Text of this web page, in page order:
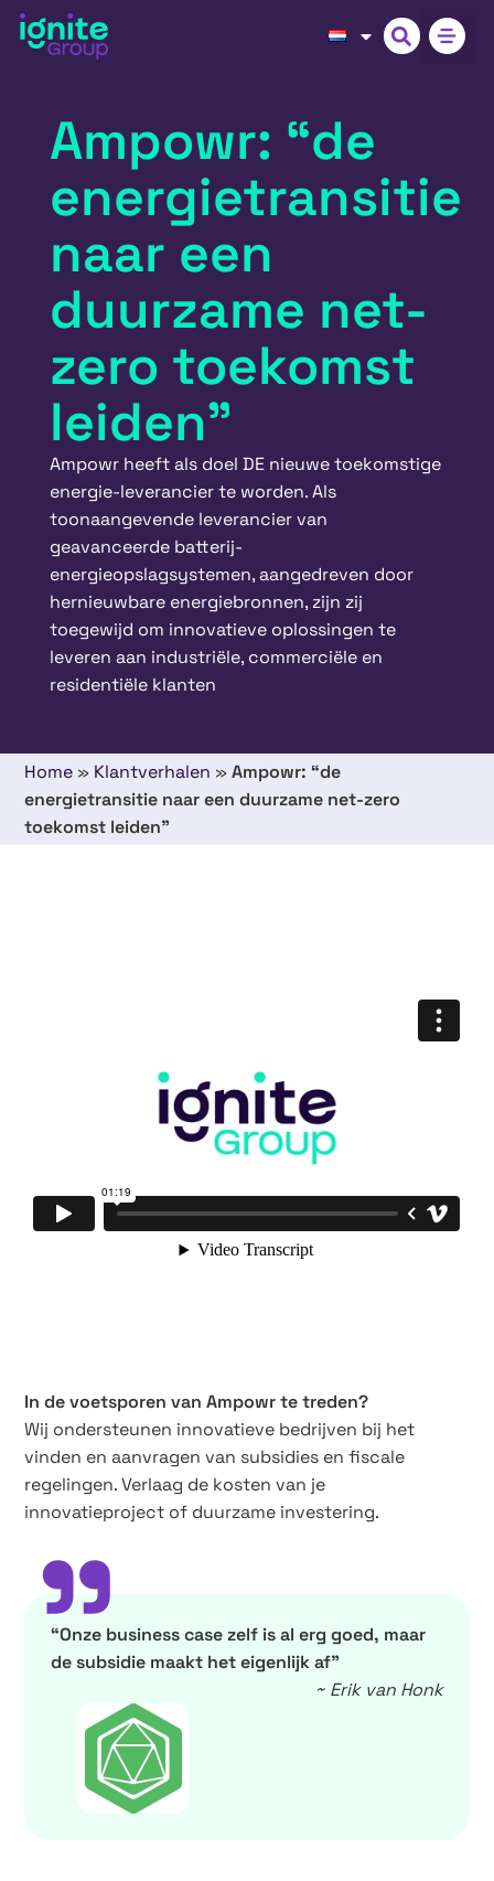
Ampowr: “de
energietransitie
naar een
duurzame net-
zero toekomst
leiden”
Ampowr heeft als doel DE nieuwe toekomstige
energie-leverancier te worden. Als
toonaangevende leverancier van
geavanceerde batterij-
energieopslagsystemen, aangedreven door
hernieuwbare energiebronnen, zijn zij
toegewijd om innovatieve oplossingen te
leveren aan industriële, commerciële en
residentiële klanten
Home » Klantverhalen »Ampowr: “de
energietransitie naar een duurzame net-zero
toekomst leiden”
In de voetsporen van Ampowr te treden?
Wij ondersteunen innovatieve bedrijven bij het
vinden en aanvragen van subsidies en fiscale
regelingen. Verlaag de kosten van je
innovatieproject of duurzame investering.
”
“Onze business case zelf is al erg goed, maar
de subsidie maakt het eigenlijk af”
~ Erik van Honk